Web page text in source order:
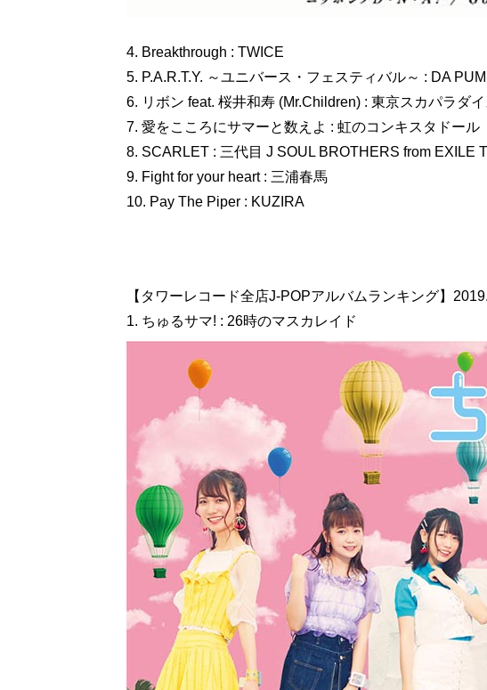
4. Breakthrough : TWICE
5. P.A.R.T.Y. ～ユニバース・フェスティバル～ : DA
6. リボン feat. 桜井和寿 (Mr.Children) : 東京スカパラダ
7. 愛をこころにサマーと数えよ : 虹のコンキスタドール
8. SCARLET : 三代目 J SOUL BROTHERS from EXILE
9. Fight for your heart : 三浦春馬
10. Pay The Piper : KUZIRA
【タワーレコード全店J-POPアルバムランキング】
1. ちゅるサマ! : 26時のマスカレイド